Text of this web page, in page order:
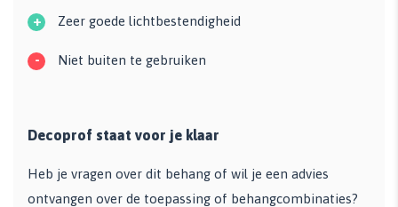
+ Zeer goede lichtbestendigheid
- Niet buiten te gebruiken
Decoprof staat voor je klaar
Heb je vragen over dit behang of wil je een advies
ontvangen over de toepassing of behangcombinaties?